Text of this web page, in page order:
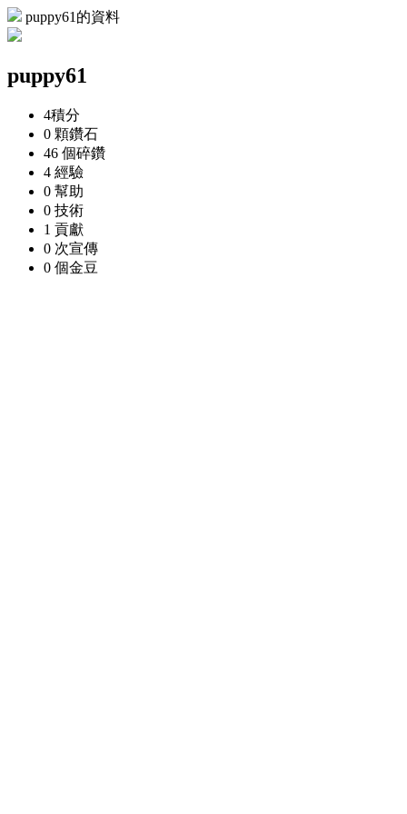
puppy61的資料
puppy61
4積分
0 顆鑽石
46 個碎鑽
4 經驗
0 幫助
0 技術
1 貢獻
0 次宣傳
0 個金豆